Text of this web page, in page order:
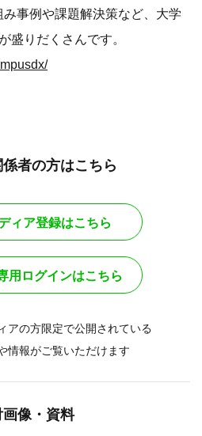
事例や課題解決策など、大学
盛りだくさんです。
者の方はこちら
ィア登録はこちら
用ログインはこちら
アの方限定で公開されている
情報がご覧いただけます
画像・資料